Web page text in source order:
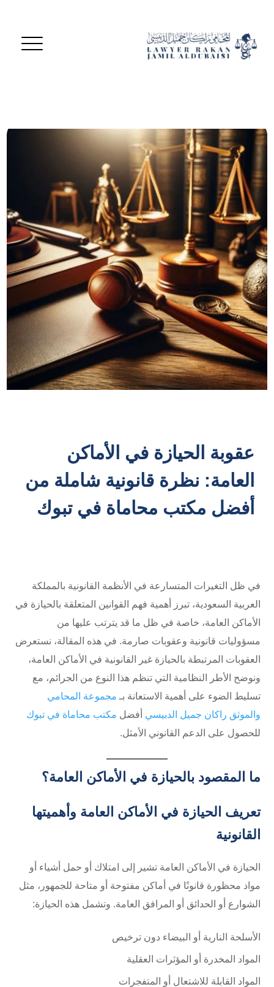
عقوبة الحيازة في الأماكن
العامة: نظرة قانونية شاملة من
أفضل مكتب محاماة في تبوك
في ظل التغيرات المتسارعة في الأنظمة القانونية بالمملكة
العربية السعودية، تبرز أهمية فهم القوانين المتعلقة بالحيازة في
الأماكن العامة، خاصة في ظل ما قد يترتب عليها من
مسؤوليات قانونية وعقوبات صارمة. في هذه المقالة، نستعرض
العقوبات المرتبطة بالحيازة غير القانونية في الأماكن العامة،
ونوضح الأطر النظامية التي تنظم هذا النوع من الجرائم، مع
تسليط الضوء على أهمية الاستعانة بـ مجموعة المحامي
والموثق راكان جميل الدبيسي أفضل مكتب محاماة في تبوك
للحصول على الدعم القانوني الأمثل.
ما المقصود بالحيازة في الأماكن العامة؟
تعريف الحيازة في الأماكن العامة وأهميتها
القانونية
الحيازة في الأماكن العامة تشير إلى امتلاك أو حمل أشياء أو
مواد محظورة قانونًا في أماكن مفتوحة أو متاحة للجمهور، مثل
الشوارع أو الحدائق أو المرافق العامة. وتشمل هذه الحيازة:
الأسلحة النارية أو البيضاء دون ترخيص
المواد المخدرة أو المؤثرات العقلية
المواد القابلة للاشتعال أو المتفجرات